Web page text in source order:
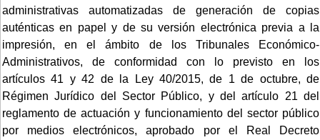
administrativas automatizadas de generación de copias
auténticas en papel y de su versión electrónica previa a la
impresión, en el ámbito de los Tribunales Económico-
Administrativos, de conformidad con lo previsto en los
artículos 41 y 42 de la Ley 40/2015, de 1 de octubre, de
Régimen Jurídico del Sector Público, y del artículo 21 del
reglamento de actuación y funcionamiento del sector público
por medios electrónicos, aprobado por el Real Decreto